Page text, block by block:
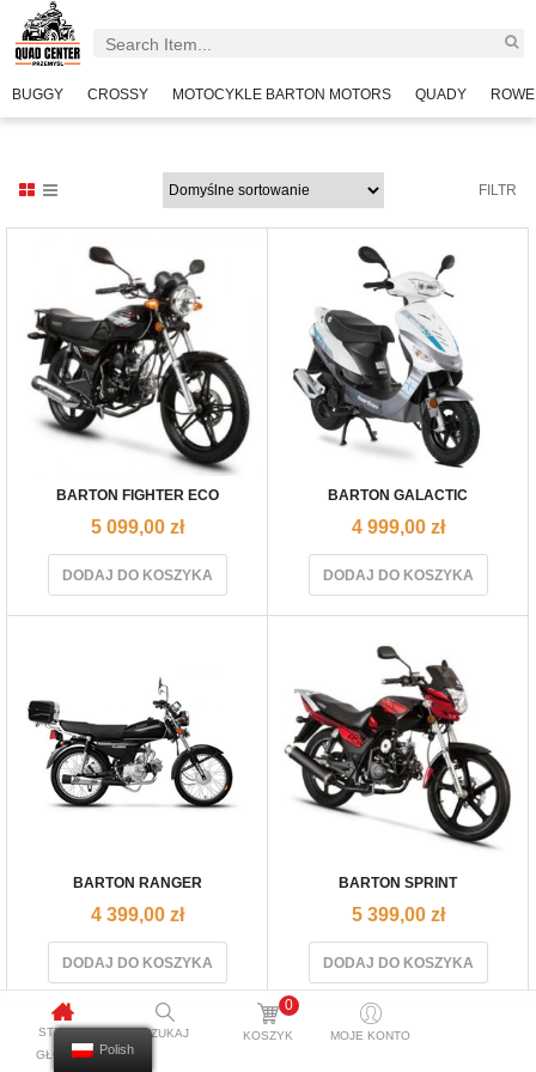
BUGGY CROSSY MOTOCYKLE BARTON MOTORS QUADY
FILTR
BARTON FIGHTER ECO
5 099,00 zł
DODAJ DO KOSZYKA
BARTON GALACTIC
4 999,00 zł
DODAJ DO KOSZYKA
BARTON RANGER
4 399,00 zł
DODAJ DO KOSZYKA
BARTON SPRINT
5 399,00 zł
DODAJ DO KOSZYKA
STRONA
GŁÓWNA
SZUKAJ
0
KOSZYK MOJE KONTO
Polish